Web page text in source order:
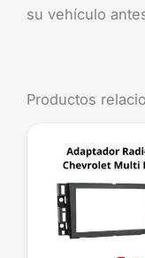
su vehículo
Productos